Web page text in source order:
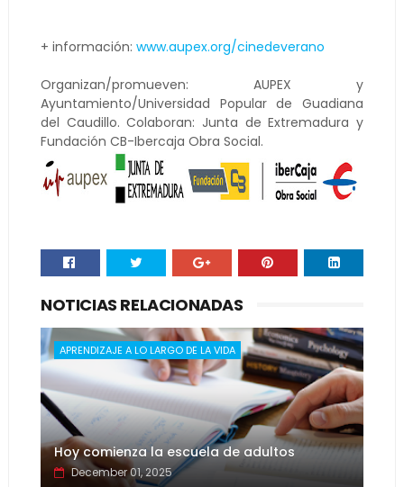
+ información: www.aupex.org/cinedeverano
Organizan/promueven: AUPEX y
Ayuntamiento/Universidad Popular de Guadiana
del Caudillo. Colaboran: Junta de Extremadura y
Fundación CB-Ibercaja Obra Social.
NOTICIAS RELACIONADAS
APRENDIZAJE A LO LARGO DE LA VIDA
Hoy comienza la escuela de adultos
December 01, 2025